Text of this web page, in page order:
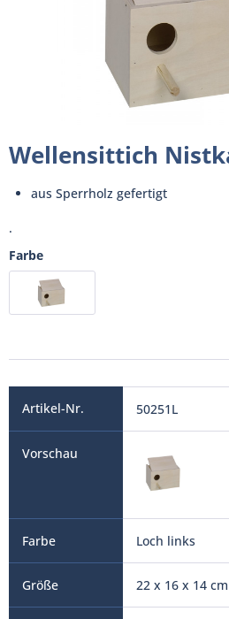
Wellensittich
aus Sperrholz gefertigt
.
Farbe
50251L
Loch links
22 x 16 x 14 cm